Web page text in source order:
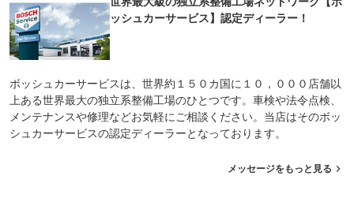
ッシュカーサービス】認定ディーラー！
ボッシュカーサービスは、世界約１５０カ国に１０，０００店舗以
上ある世界最大の独立系整備工場のひとつです。車検や法令点検、
メンテナンスや修理などお気軽にご相談ください。当店はそのボッ
シュカーサービスの認定ディーラーとなっております。
メッセージをもっと見る